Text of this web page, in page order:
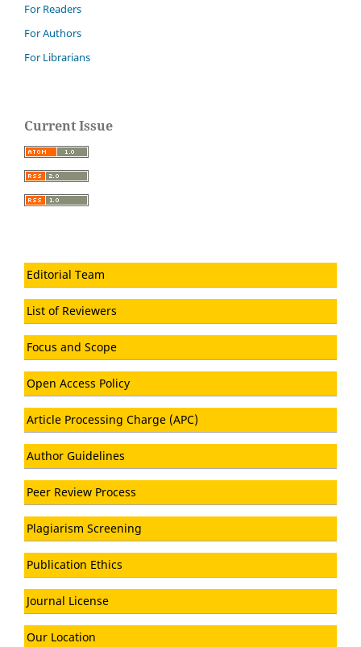
For Readers
For Authors
For Librarians
Current Issue
Editorial Team
List of Reviewers
Focus and Scope
Open Access Policy
Article Processing Charge (APC)
Author Guidelines
Peer Review Process
Plagiarism Screening
Publication Ethics
Journal License
Our Location